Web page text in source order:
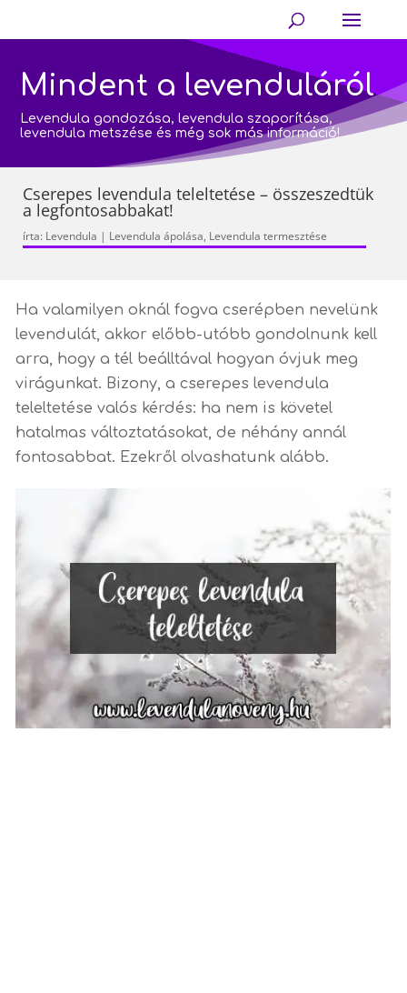
Mindent a levenduláról
Levendula gondozása, levendula szaporítása,
levendula metszése és még sok más információ!
Cserepes levendula teleltetése – összeszedtük
a legfontosabbakat!
írta: Levendula | Levendula ápolása, Levendula termesztése
Ha valamilyen oknál fogva cserépben nevelünk
levendulát, akkor előbb-utóbb gondolnunk kell
arra, hogy a tél beálltával hogyan óvjuk meg
virágunkat. Bizony, a cserepes levendula
teleltetése valós kérdés: ha nem is követel
hatalmas változtatásokat, de néhány annál
fontosabbat. Ezekről olvashatunk alább.